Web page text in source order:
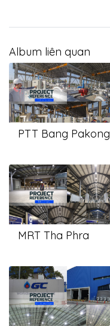
Album liên quan
PTT Bang Pakong
MRT Tha Phra